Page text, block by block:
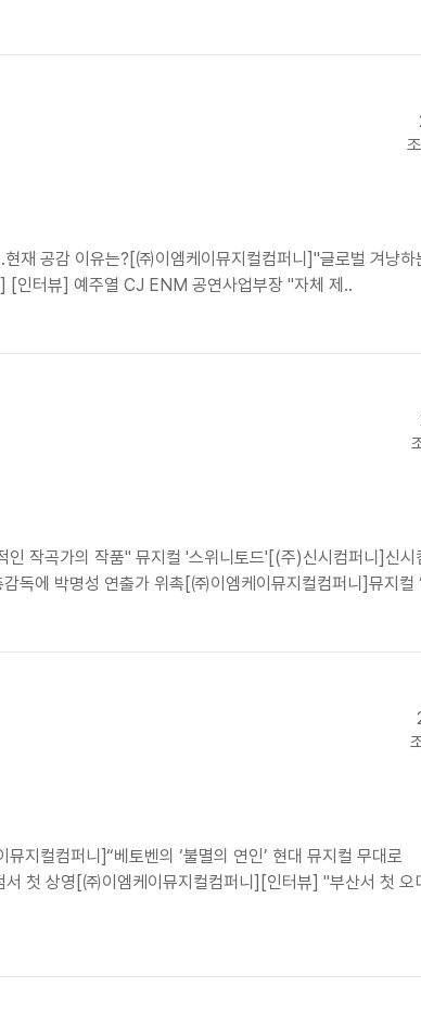
공감 이유는?[㈜이엠케이뮤지컬컴퍼니]"글로벌 겨냥하
[인터뷰] 예주열 CJ ENM 공연사업부장 "자체 제..
작곡가의 작품" 뮤지컬 '스위니토드'[(주)신시컴퍼니]신시
독에 박명성 연출가 위촉[㈜이엠케이뮤지컬컴퍼니]뮤지컬
컬컴퍼니]“베토벤의 ‘불멸의 연인’ 현대 뮤지컬 무대로
첫 상영[㈜이엠케이뮤지컬컴퍼니][인터뷰] "부산서 첫 오